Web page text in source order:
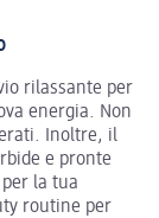
rilassante per
energia. Non
Inoltre, il
e pronte
la tua
routine per